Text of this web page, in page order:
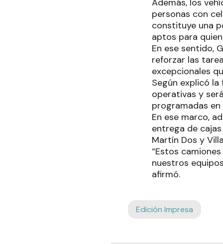
personas con
constituye una
aptos para
En ese sentido,
reforzar las
excepcionales
Según explicó
operativas y
programadas
En ese marco,
entrega de
Martín Dos y
“Estos
nuestros
afirmó.
Edición Impresa